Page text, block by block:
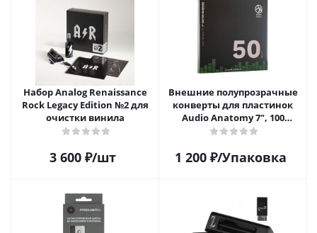
Набор Analog Renaissance
Rock Legacy Edition №2 для
очистки винила
3 600₽/шт
Внешние полупрозрачные
конверты для пластинок
Audio Anatomy 7", 100
микрон, полиэтилен (50 шт)
1 200₽/Упаковка